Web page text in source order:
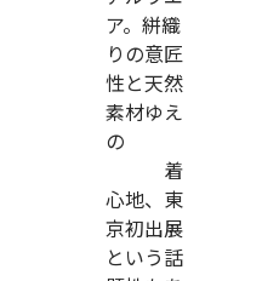
ア。絣織
りの意匠
性と天然
素材ゆえ
の
着
心地、東
京初出展
という話